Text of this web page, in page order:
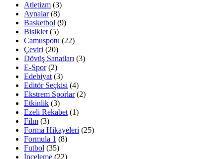
Atletizm (3)
Aynalar(8)
Basketbol (9)
Bisiklet (5)
Camuspotu (22)
Çeviri (20)
Dövüş Sanatları (3)
E-Spor(2)
Edebiyat (3)
Editör Seçkisi (4)
Ekstrem Sporlar(2)
Etkinlik (3)
Ezeli Rekabet (1)
Film (3)
Forma Hikayeleri (25)
Formula 1 (8)
Futbol (35)
İnceleme (22)